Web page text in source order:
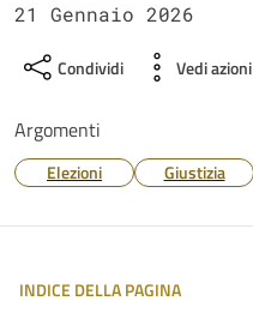
21 Gennaio 2026
Condividi Vedi azioni
Argomenti
Elezioni Giustizia
INDICE DELLA PAGINA